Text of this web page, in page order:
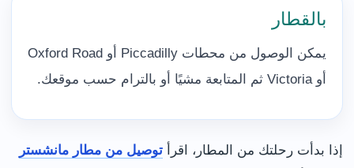
بالقطار
يمكن الوصول من محطات Piccadilly أو Oxford Road
أو Victoria ثم المتابعة مشيًا أو بالترام حسب موقعك.
إذا بدأت رحلتك من المطار، اقرأ توصيل من مطار مانشستر